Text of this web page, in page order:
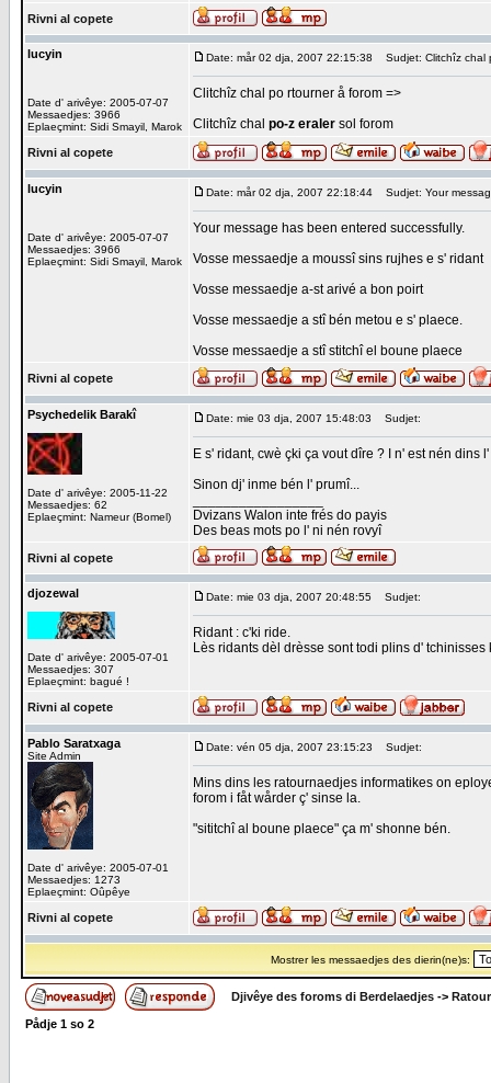
Rivni al copete
lucyin
Date d' arivêye: 2005-07-07
Messaedjes: 3966
Eplaeçmint: Sidi Smayil, Marok
Date: mår 02 dja, 2007 22:15:38 Sudjet: Clitchîz chal
Clitchîz chal po rtourner å forom =>
Clitchîz chal po-z eraler sol forom
Rivni al copete
lucyin
Date d' arivêye: 2005-07-07
Messaedjes: 3966
Eplaeçmint: Sidi Smayil, Marok
Date: mår 02 dja, 2007 22:18:44 Sudjet: Your
Your message has been entered successfully.
Vosse messaedje a moussî sins rujhes e s' ridant
Vosse messaedje a-st arivé a bon poirt
Vosse messaedje a stî bén metou e s' plaece.
Vosse messaedje a stî stitchî el boune plaece
Rivni al copete
Psychedelik Barakî
Date d' arivêye: 2005-11-22
Messaedjes: 62
Eplaeçmint: Nameur (Bomel)
Date: mie 03 dja, 2007 15:48:03 Sudjet:
E s' ridant, cwè çki ça vout dîre ? I n' est nén dins l'
Sinon dj' inme bén l' prumî...
Dvizans Walon inte frés do payis
Des beas mots po l' ni nén rovyî
Rivni al copete
djozewal
Date d' arivêye: 2005-07-01
Messaedjes: 307
Eplaeçmint: bagué !
Date: mie 03 dja, 2007 20:48:55 Sudjet:
Ridant : c'ki ride.
Lès ridants dèl drèsse sont todi plins d'
Rivni al copete
Pablo Saratxaga
Site Admin
Date d' arivêye: 2005-07-01
Messaedjes: 1273
Eplaeçmint: Oûpêye
Date: vén 05 dja, 2007 23:15:23 Sudjet:
Mins dins les ratournaedjes informatikes on
forom i fåt wårder ç' sinse la.
"sititchî al boune plaece" ça m' shonne bén.
Rivni al copete
Mostrer les messaedjes des dierin(ne)s:
Djivêye des foroms di Berdelaedjes ->
Pådje 1 so 2